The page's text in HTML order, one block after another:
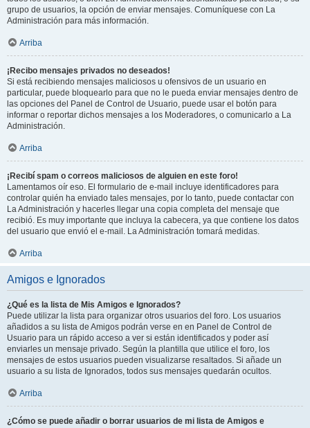
grupo de usuarios, la opción de enviar mensajes. Comuníquese con La
Administración para más información.
Arriba
¡Recibo mensajes privados no deseados!
Si está recibiendo mensajes maliciosos u ofensivos de un usuario en
particular, puede bloquearlo para que no le pueda enviar mensajes dentro de
las opciones del Panel de Control de Usuario, puede usar el botón para
informar o reportar dichos mensajes a los Moderadores, o comunicarlo a La
Administración.
Arriba
¡Recibí spam o correos maliciosos de alguien en este foro!
Lamentamos oír eso. El formulario de e-mail incluye identificadores para
controlar quién ha enviado tales mensajes, por lo tanto, puede contactar con
La Administración y hacerles llegar una copia completa del mensaje que
recibió. Es muy importante que incluya la cabecera, ya que contiene los datos
del usuario que envió el e-mail. La Administración tomará medidas.
Arriba
Amigos e Ignorados
¿Qué es la lista de Mis Amigos e Ignorados?
Puede utilizar la lista para organizar otros usuarios del foro. Los usuarios
añadidos a su lista de Amigos podrán verse en en Panel de Control de
Usuario para un rápido acceso a ver si están identificados y poder así
enviarles un mensaje privado. Según la plantilla que utilice el foro, los
mensajes de estos usuarios pueden visualizarse resaltados. Si añade un
usuario a su lista de Ignorados, todos sus mensajes quedarán ocultos.
Arriba
¿Cómo se puede añadir o borrar usuarios de mi lista de Amigos e